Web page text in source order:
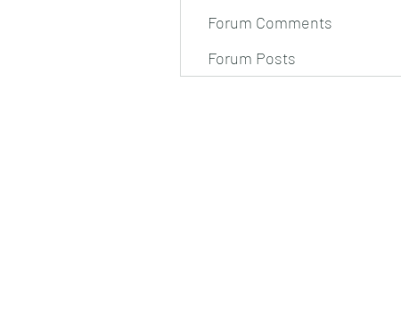
Forum Comments
Forum Posts